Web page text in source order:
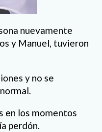
nuevamente
y Manuel, tuvieron
y no se
en los momentos
perdón.